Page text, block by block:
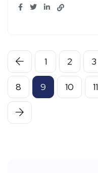
1 2 3
8 9 10 11